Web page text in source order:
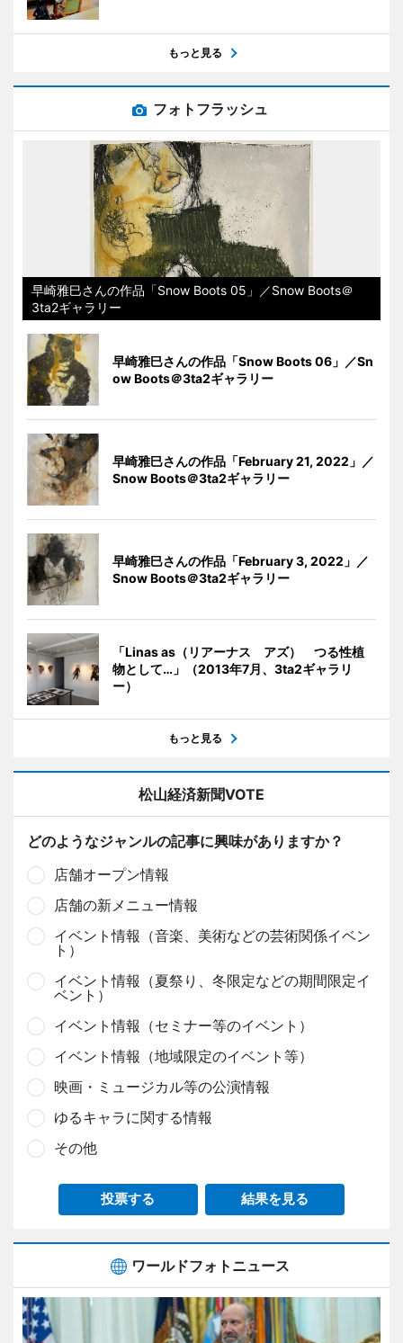
もっと見る
フォトフラッシュ
早崎雅巳さんの作品「Snow Boots 05」／Snow Boots＠
3ta2ギャラリー
早崎雅巳さんの作品「Snow Boots 06」／Sn
ow Boots＠3ta2ギャラリー
早崎雅巳さんの作品「February 21, 2022」／
Snow Boots＠3ta2ギャラリー
早崎雅巳さんの作品「February 3, 2022」／
Snow Boots＠3ta2ギャラリー
「Linas as（リアーナス アズ） つる性植
物として…」（2013年7月、3ta2ギャラリ
ー）
もっと見る
松山経済新聞VOTE
どのようなジャンルの記事に興味がありますか？
店舗オープン情報
店舗の新メニュー情報
イベント情報（音楽、美術などの芸術関係イベン
ト）
イベント情報（夏祭り、冬限定などの期間限定イ
ベント）
イベント情報（セミナー等のイベント）
イベント情報（地域限定のイベント等）
映画・ミュージカル等の公演情報
ゆるキャラに関する情報
その他
投票する 結果を見る
ワールドフォトニュース